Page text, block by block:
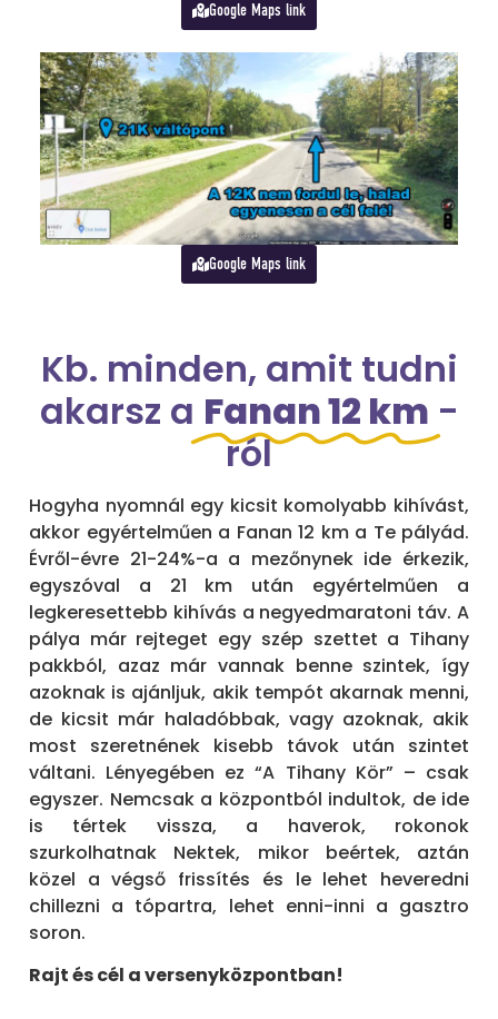
Google Maps link
Google Maps link
Kb. minden, amit tudni
akarsz a Fanan 12 km -
ról
Hogyha nyomnál egy kicsit komolyabb kihívást,
akkor egyértelműen a Fanan 12 km a Te pályád.
Évről-évre 21-24%-a a mezőnynek ide érkezik,
egyszóval a 21 km után egyértelműen a
legkeresettebb kihívás a negyedmaratoni táv. A
pálya már rejteget egy szép szettet a Tihany
pakkból, azaz már vannak benne szintek, így
azoknak is ajánljuk, akik tempót akarnak menni,
de kicsit már haladóbbak, vagy azoknak, akik
most szeretnének kisebb távok után szintet
váltani. Lényegében ez “A Tihany Kör” – csak
egyszer. Nemcsak a központból indultok, de ide
is tértek vissza, a haverok, rokonok
szurkolhatnak Nektek, mikor beértek, aztán
közel a végső frissítés és le lehet heveredni
chillezni a tópartra, lehet enni-inni a gasztro
soron.
Rajt és cél a versenyközpontban!